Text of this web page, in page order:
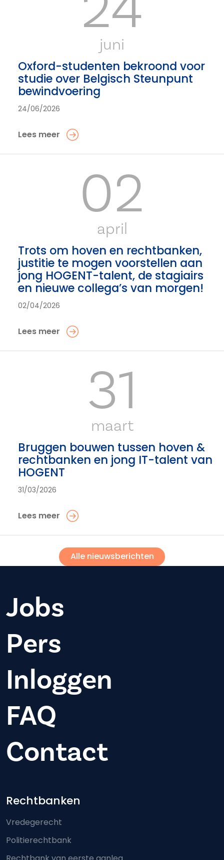
juni
Oxford-studenten bekroond voor
studie over Belgisch Steunpunt
bewindvoering
24/06/2026
Lees meer
02
april
Trots om hoven en rechtbanken,
justitie te mogen voorstellen aan
jong HOGENT-talent, de stagiairs
en nieuwe collega’s van morgen!
02/04/2026
Lees meer
31
maart
Bruggen bouwen tussen hoven &
rechtbanken en jong IT-talent van
HOGENT
31/03/2026
Lees meer
Alle nieuwsberichten
Jobs
Pers
Inloggen
FAQ
Contact
Footer-menu
Rechtbanken
Vredegerecht
Politierechtbank